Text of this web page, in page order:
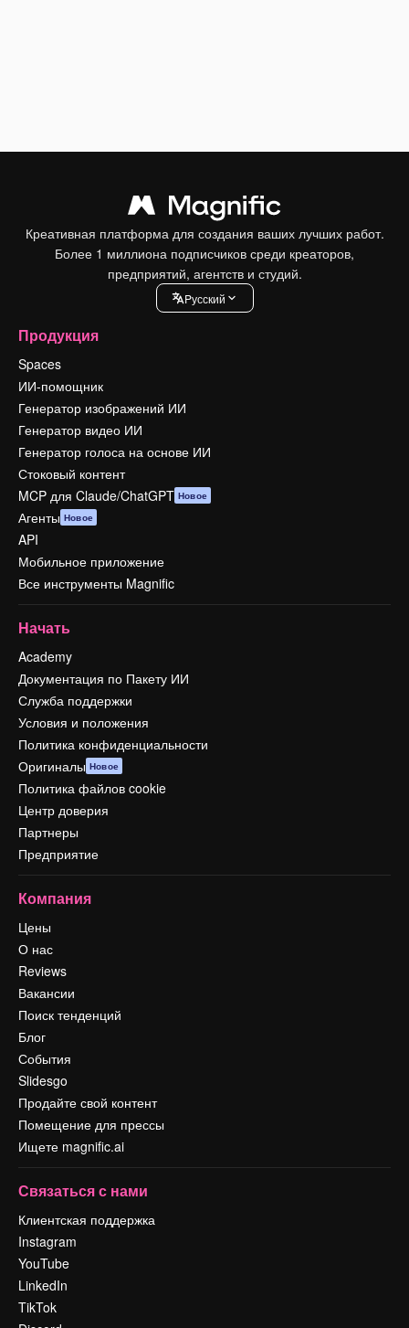
Креативная платформа для создания ваших лучших работ.
Более 1 миллиона подписчиков среди креаторов,
предприятий, агентств и студий.
Pусский
Продукция
Spaces
ИИ-помощник
Генератор изображений ИИ
Генератор видео ИИ
Генератор голоса на основе ИИ
Стоковый контент
MCP для Claude/ChatGPT Новое
Агенты Новое
API
Мобильное приложение
Все инструменты Magnific
Начать
Academy
Документация по Пакету ИИ
Служба поддержки
Условия и положения
Политика конфиденциальности
Оригиналы Новое
Политика файлов cookie
Центр доверия
Партнеры
Предприятие
Компания
Цены
О нас
Reviews
Вакансии
Поиск тенденций
Блог
События
Slidesgo
Продайте свой контент
Помещение для прессы
Ищете magnific.ai
Связаться с нами
Клиентская поддержка
Instagram
YouTube
LinkedIn
TikTok